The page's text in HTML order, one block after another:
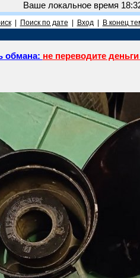
Ваше локальное время
| Поиск по дате Вход|
В конец
обмана: не переводите